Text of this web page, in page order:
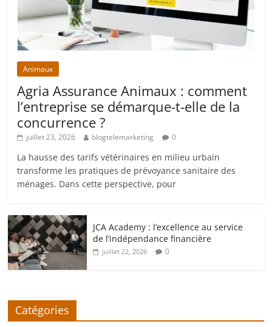
Animaux
Agria Assurance Animaux : comment
l’entreprise se démarque-t-elle de la
concurrence ?
juillet 23, 2026 blogtelemarketing 0
La hausse des tarifs vétérinaires en milieu urbain
transforme les pratiques de prévoyance sanitaire des
ménages. Dans cette perspective, pour
JCA Academy : l’excellence au service
de l’indépendance financière
juillet 22, 2026 0
Catégories